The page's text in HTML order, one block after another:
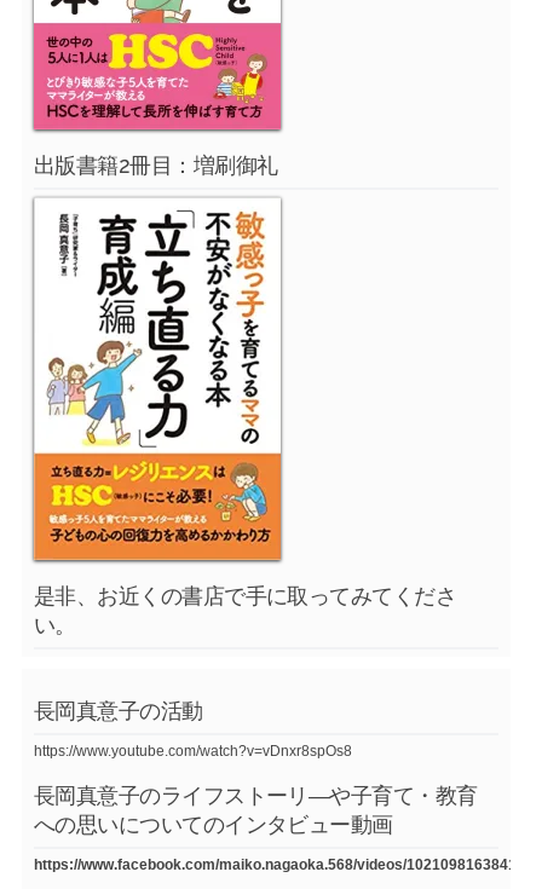
出版書籍2冊目：増刷御礼
是非、お近くの書店で手に取ってみてくださ
い。
長岡真意子の活動
https://www.youtube.com/watch?v=vDnxr8spOs8
長岡真意子のライフストーリ―や子育て・教育
への思いについてのインタビュー動画
https://www.facebook.com/maiko.nagaoka.568/videos/